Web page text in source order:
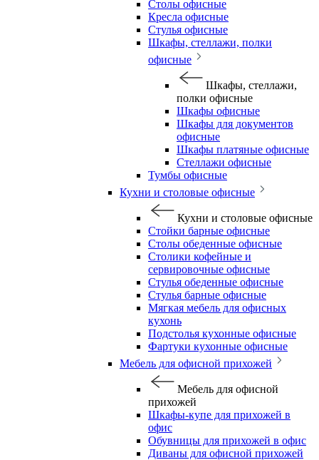
Столы офисные
Кресла офисные
Стулья офисные
Шкафы, стеллажи, полки
офисные
Шкафы, стеллажи,
полки офисные
Шкафы офисные
Шкафы для документов
офисные
Шкафы платяные офисные
Стеллажи офисные
Тумбы офисные
Кухни и столовые офисные
Кухни и столовые офисные
Стойки барные офисные
Столы обеденные офисные
Столики кофейные и
сервировочные офисные
Стулья обеденные офисные
Стулья барные офисные
Мягкая мебель для офисных
кухонь
Подстолья кухонные офисные
Фартуки кухонные офисные
Мебель для офисной прихожей
Мебель для офисной
прихожей
Шкафы-купе для прихожей в
офис
Обувницы для прихожей в офис
Диваны для офисной прихожей